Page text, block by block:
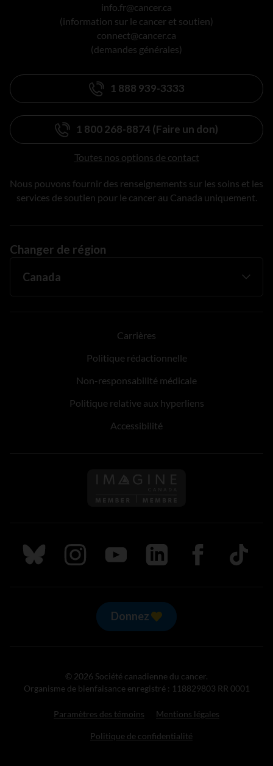
info.fr@cancer.ca
(information sur le cancer et soutien)
connect@cancer.ca
(demandes générales)
1 888 939-3333
1 800 268-8874 (Faire un don)
Toutes nos options de contact
Nous pouvons fournir des renseignements sur les soins et les
services de soutien pour le cancer au Canada uniquement.
Changer de région
Carrières
Politique rédactionnelle
Non-responsabilité médicale
Politique relative aux hyperliens
Accessibilité
Suivez nous sur Bluesky
Suivez nous sur Instagram
Suivez nous sur Youtube
Suivez nous sur LinkedIn
Suivez nous sur
TikTok
Donnez
© 2026 Société canadienne du cancer.
Organisme de bienfaisance enregistré : 118829803 RR 0001
Paramètres des témoins Mentions légales
Politique de confidentialité